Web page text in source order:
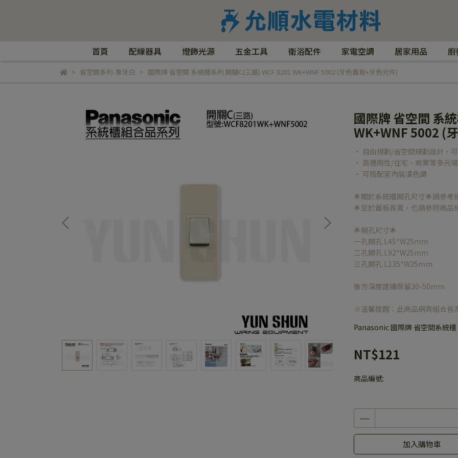
首頁 配線器具 燈飾光源 五金工具 衛浴配件 家電空調 居家用品 廚
省空間系列-象牙白 國際牌 省空間 系統櫃系列 開關C(三路) WCF 8201 WK+WNF 5002 (牙色蓋板+牙色元件)
國際牌 省空間 系
WK+WNF 5002 (
‧ 自由規劃/省空間規劃設計，
‧ 高適用性/住宅、商業等多元
‧ 可搭配室內裝潢色調
🌟關於系統櫃開孔尺寸🌟請參
🌟至於蓋板長寬，也請參照商品
🌟開孔尺寸🌟
一孔開孔 L45*W25mm
二孔開孔 L92*W25mm
三孔開孔 L135*W25mm
後方深度建議保留30-50mm
※溫馨提醒：此商品網頁組合皆
Panasonic 國際牌 省空間系統櫃
NT$121
商品編號:
加入購物車